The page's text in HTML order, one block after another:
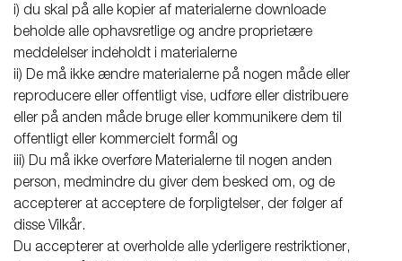
i) du skal på alle kopier af materialerne downloade
beholde alle ophavsretlige og andre proprietære
meddelelser indeholdt i materialerne
ii) De må ikke ændre materialerne på nogen måde eller
reproducere eller offentligt vise, udføre eller distribuere
eller på anden måde bruge eller kommunikere dem til
offentligt eller kommercielt formål og
iii) Du må ikke overføre Materialerne til nogen anden
person, medmindre du giver dem besked om, og de
accepterer at acceptere de forpligtelser, der følger af
disse Vilkår.
Du accepterer at overholde alle yderligere restriktioner,